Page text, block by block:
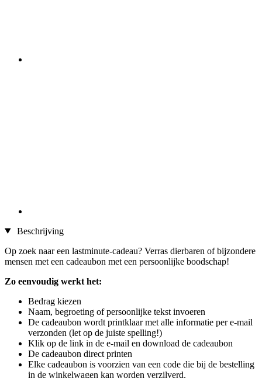
Beschrijving
Op zoek naar een lastminute-cadeau? Verras dierbaren of bijzondere
mensen met een cadeaubon met een persoonlijke boodschap!
Zo eenvoudig werkt het:
Bedrag kiezen
Naam, begroeting of persoonlijke tekst invoeren
De cadeaubon wordt printklaar met alle informatie per e-mail
verzonden (let op de juiste spelling!)
Klik op de link in de e-mail en download de cadeaubon
De cadeaubon direct printen
Elke cadeaubon is voorzien van een code die bij de bestelling
in de winkelwagen kan worden verzilverd.